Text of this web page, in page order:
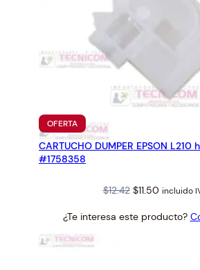
OFERTAPRODUCTO
EN
OFERTA
CARTUCHO DUMPER EPSON L210
#1758358
$12.42 Original
was:
$11.50Current
is:
incluido
¿Te interesa este producto?